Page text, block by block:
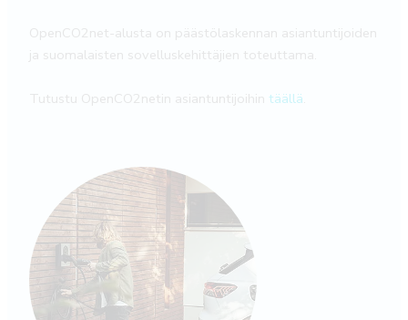
OpenCO2net-alusta on päästölaskennan asiantuntijoiden
ja suomalaisten sovelluskehittäjien toteuttama.
Tutustu OpenCO2netin asiantuntijoihin täällä